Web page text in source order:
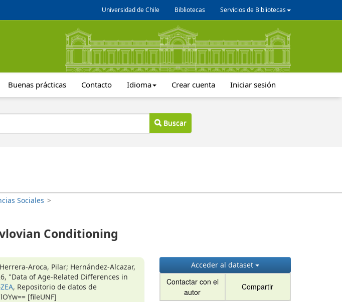
Universidad de Chile Bibliotecas Servicios de Bibliotecas
Buenas prácticas Contacto Idioma Crear cuenta Iniciar sesión
Buscar
Sociales >
Conditioning
Aroca, Pilar; Hernández-Alcazar,
"Data of Age-Related Differences in
, Repositorio de datos de
[fileUNF]
Acceder al dataset
Contactar con el
autor
Compartir